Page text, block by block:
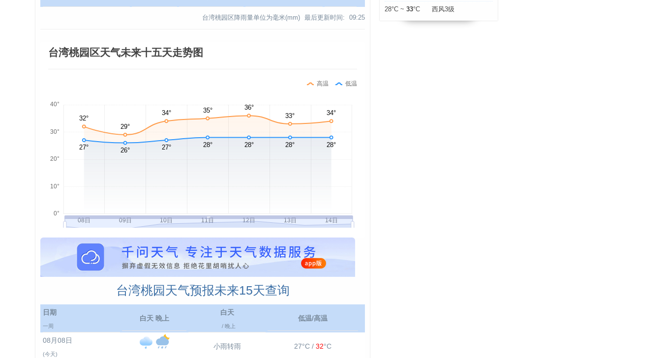
台湾桃园区降雨量单位为毫米(mm) 最后更新时间: 09:25
台湾桃园区天气未来十五天走势图
高温 低温
台湾桃园天气预报未来15天查询
日期
一周
白天 晚上
白天
/ 晚上
低温/高温
08月08日
(今天)
小雨转雨 27°C /32°C
28°C ~ 33°C 西风3级